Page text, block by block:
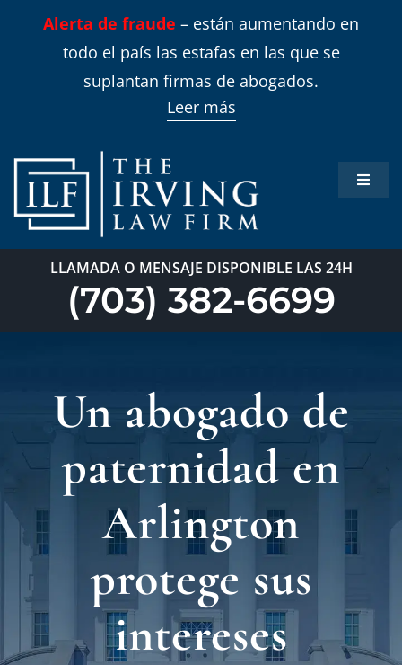
Alerta de fraude – están aumentando en
todo el país las estafas en las que se
suplantan firmas de abogados.
Leer más
Toggle
LLAMADA O MENSAJE DISPONIBLE LAS 24H
(703) 382-6699
Un abogado de
paternidad en
Arlington
protege sus
intereses